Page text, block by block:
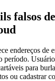
falsos de
endereços de
período.
para
ou cadastrar